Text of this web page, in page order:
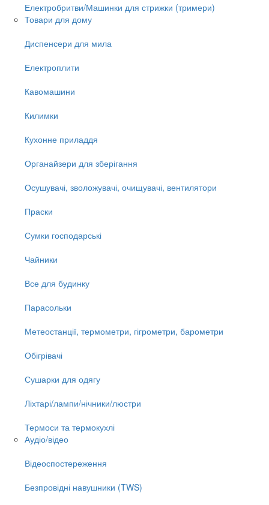
Електробритви/Машинки для стрижки (тримери)
Товари для дому
Диспенсери для мила
Електроплити
Кавомашини
Килимки
Кухонне приладдя
Органайзери для зберігання
Осушувачі, зволожувачі, очищувачі, вентилятори
Праски
Сумки господарські
Чайники
Все для будинку
Парасольки
Метеостанції, термометри, гігрометри, барометри
Обігрівачі
Сушарки для одягу
Ліхтарі/лампи/нічники/люстри
Термоси та термокухлі
Аудіо/відео
Відеоспостереження
Безпровідні навушники (TWS)